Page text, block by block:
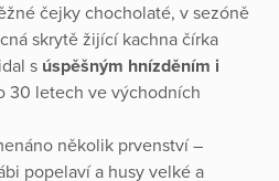
čejky chocholaté, v sezóně
skrytě žijící kachna čírka
s úspěšným hnízděním i
30 letech ve východních
několik prvenství –
popelaví a husy velké a